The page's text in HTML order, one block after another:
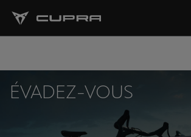
ÉVADEZ-VOUS